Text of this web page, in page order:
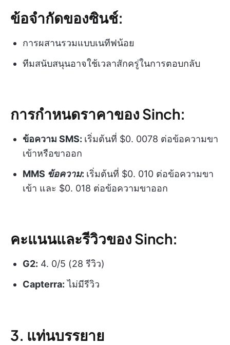
ข้อจำกัดของซินช์:
การผสานรวมแบบเนทีฟน้อย
ทีมสนับสนุนอาจใช้เวลาสักครู่ในการตอบกลับ
การกำหนดราคาของ Sinch:
ข้อความ SMS: เริ่มต้นที่ $0. 0078 ต่อข้อความขา
เข้าหรือขาออก
MMS ข้อความ: เริ่มต้นที่ $0. 010 ต่อข้อความขา
เข้า และ $0. 018 ต่อข้อความขาออก
คะแนนและรีวิวของ Sinch:
G2: 4. 0/5 (28 รีวิว)
Capterra: ไม่มีรีวิว
3. แท่นบรรยาย